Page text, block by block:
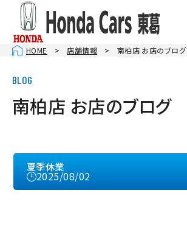
HOME 店舗情報 南柏店 お店のブログ
南柏店 お店のブログ
夏季休業
2025/08/02